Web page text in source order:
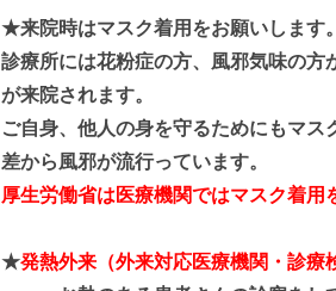
★来院時はマスク着用をお願いします。
診療所には花粉症の方、風邪気味の方
が来院されます。
ご自身、他人の身を守るためにもマ
差から風邪が流行っています。
厚生労働省は医療機関ではマスク着用
★発熱外来（外来対応医療機関・診療